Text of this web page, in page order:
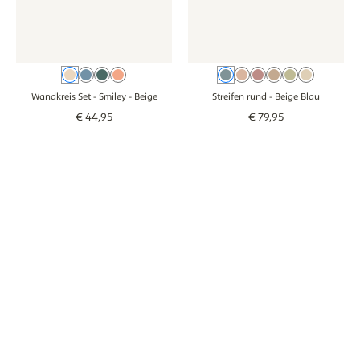
Beige
BlauGrünRosa
Wandkreis Set - Smiley- Beige
€44,95
Beige Blau
Oudroze
RosaBraun
GroenBeige
Streifen rund - Beige Blau
€79,95